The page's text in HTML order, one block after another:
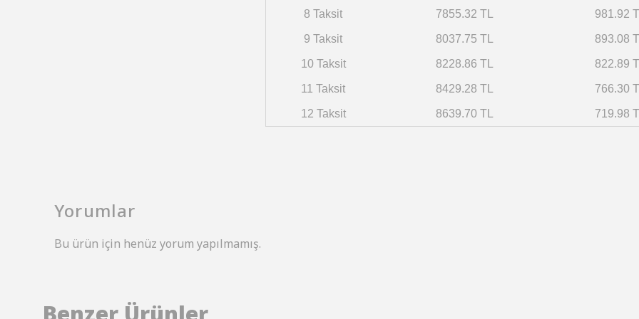
8 Taksit 7855.32 TL 981.92
9 Taksit 8037.75 TL 893.08
10 Taksit 8228.86 TL 822.89
11 Taksit 8429.28 TL 766.30
12 Taksit 8639.70 TL 719.98
Yorumlar
Bu ürün için henüz yorum yapılmamış.